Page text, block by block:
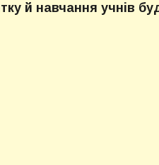
й навчання учнів